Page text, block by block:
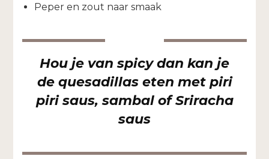
Peper en zout naar smaak
Hou je van spicy dan kan je
de quesadillas eten met piri
piri saus, sambal of Sriracha
saus